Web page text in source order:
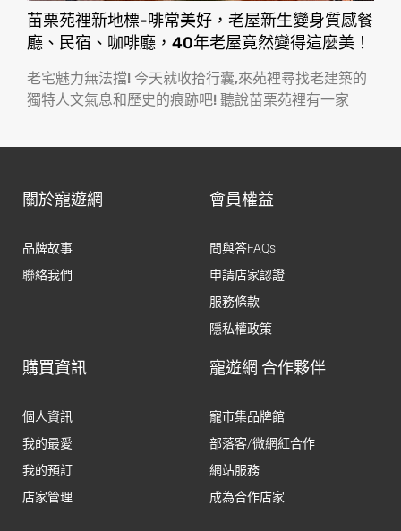
苗栗苑裡新地標-啡常美好，老屋新生變身質感餐
廳、民宿、咖啡廳，40年老屋竟然變得這麼美！
老宅魅力無法擋! 今天就收拾行囊,來苑裡尋找老建築的
獨特人文氣息和歷史的痕跡吧! 聽說苗栗苑裡有一家
關於寵遊網
品牌故事
聯絡我們
會員權益
問與答FAQs
申請店家認證
服務條款
隱私權政策
購買資訊
個人資訊
我的最愛
我的預訂
店家管理
寵遊網 合作夥伴
寵市集品牌館
部落客/微網紅合作
網站服務
成為合作店家